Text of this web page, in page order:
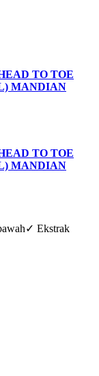
TO TOE
MANDIAN
TO TOE
MANDIAN
Ekstrak